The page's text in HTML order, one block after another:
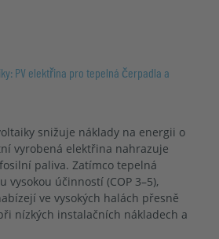
PV elektřina pro tepelná čerpadla a
snižuje náklady na energii o
vyrobená elektřina nahrazuje
paliva. Zatímco tepelná
vysokou účinností (COP 3–5),
ve vysokých halách přesně
nízkých instalačních nákladech a